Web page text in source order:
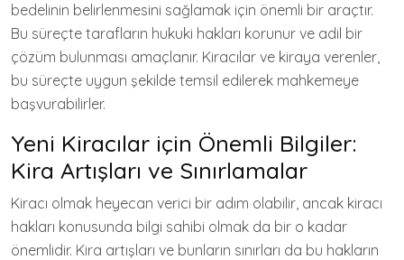
bedelinin belirlenmesini sağlamak için önemli bir araçtır.
Bu süreçte tarafların hukuki hakları korunur ve adil bir
çözüm bulunması amaçlanır. Kiracılar ve kiraya verenler,
bu süreçte uygun şekilde temsil edilerek mahkemeye
başvurabilirler.
Yeni Kiracılar için Önemli Bilgiler:
Kira Artışları ve Sınırlamalar
Kiracı olmak heyecan verici bir adım olabilir, ancak kiracı
hakları konusunda bilgi sahibi olmak da bir o kadar
önemlidir. Kira artışları ve bunların sınırları da bu hakların